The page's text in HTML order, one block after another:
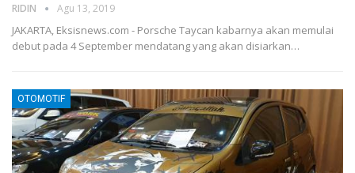
RIDIN Agu 13, 2019
JAKARTA, Eksisnews.com - Porsche Taycan kabarnya akan memulai
debut pada 4 September mendatang yang akan disiarkan…
OTOMOTIF